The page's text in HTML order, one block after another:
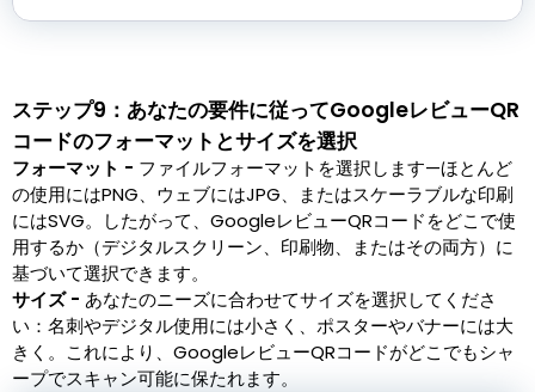
ステップ9：あなたの要件に従ってGoogleレビューQR
コードのフォーマットとサイズを選択
フォーマット - ファイルフォーマットを選択します—ほとんど
の使用にはPNG、ウェブにはJPG、またはスケーラブルな印刷
にはSVG。したがって、GoogleレビューQRコードをどこで使
用するか（デジタルスクリーン、印刷物、またはその両方）に
基づいて選択できます。
サイズ - あなたのニーズに合わせてサイズを選択してくださ
い：名刺やデジタル使用には小さく、ポスターやバナーには大
きく。これにより、GoogleレビューQRコードがどこでもシャ
ープでスキャン可能に保たれます。